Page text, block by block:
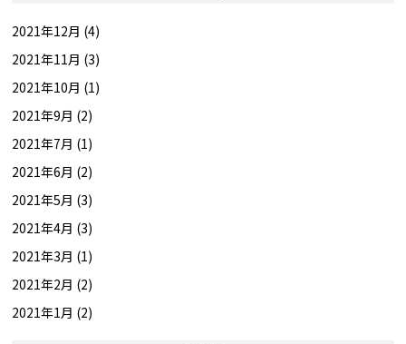
2021年12月 (4)
2021年11月 (3)
2021年10月 (1)
2021年9月 (2)
2021年7月 (1)
2021年6月 (2)
2021年5月 (3)
2021年4月 (3)
2021年3月 (1)
2021年2月 (2)
2021年1月 (2)